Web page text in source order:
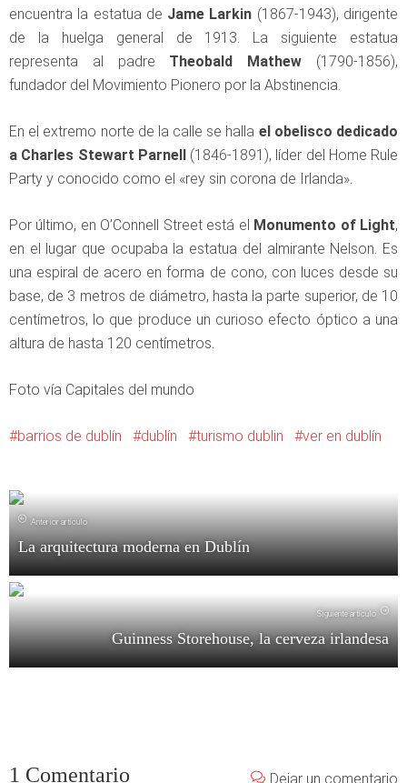
encuentra la estatua de Jame Larkin (1867-1943), dirigente
de la huelga general de 1913. La siguiente estatua
representa al padre Theobald Mathew (1790-1856),
fundador del Movimiento Pionero por la Abstinencia.
En el extremo norte de la calle se halla el obelisco dedicado
a Charles Stewart Parnell(1846-1891), líder del Home Rule
Party y conocido como el «rey sin corona de Irlanda».
Por último, en O’Connell Street está el Monumento of Light,
en el lugar que ocupaba la estatua del almirante Nelson. Es
una espiral de acero en forma de cono, con luces desde su
base, de 3 metros de diámetro, hasta la parte superior, de 10
centímetros, lo que produce un curioso efecto óptico a una
altura de hasta 120 centímetros.
Foto vía Capitales del mundo
barrios de dublín dublín turismo dublin ver en dublín
Anterior artículo
La arquitectura moderna en Dublín
Siguiente artículo
Guinness Storehouse, la cerveza irlandesa
1 Comentario Dejar un comentario